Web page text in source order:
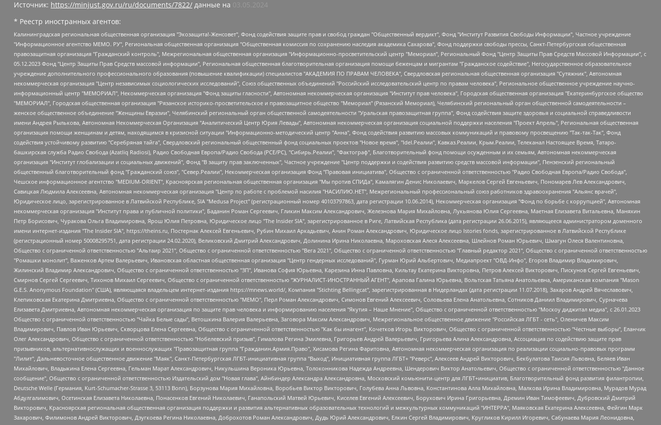
Источник: https://minjust.gov.ru/ru/documents/7822/ данные на 03.05.2024
* Реестр иностранных агентов:
Калининградская региональная общественная организация "Экозащита!-Женсовет", Фонд содействия защите прав и свобод граждан "Общественный вердикт", Фонд "Институт Развития Свободы Информации", Частное учреждение "Информационное агентство МЕМО. РУ", Региональная общественная организация "Общественная комиссия по сохранению наследия академика Сахарова", Фонд поддержки свободы прессы, Санкт-Петербургская общественная правозащитная организация "Гражданский контроль", Межрегиональная общественная организация "Информационно-просветительский центр "Мемориал", Региональный Фонд "Центр Защиты Прав Средств Массовой Информации", с 05.12.2023 Фонд "Центр Защиты Прав Средств массовой информации", Региональная общественная благотворительная организация помощи беженцам и мигрантам "Гражданское содействие", Негосударственное образовательное учреждение дополнительного профессионального образования (повышение квалификации) специалистов "АКАДЕМИЯ ПО ПРАВАМ ЧЕЛОВЕКА", Свердловская региональная общественная организация "Сутяжник", Автономная некоммерческая организация "Центр независимых социологических исследований", Союз общественных объединений "Российский исследовательский центр по правам человека", Региональное общественное учреждение научно-информационный центр "МЕМОРИАЛ", Некоммерческая организация "Фонд защиты гласности", Автономная некоммерческая организация "Институт прав человека", Городская общественная организация "Екатеринбургское общество "МЕМОРИАЛ", Городская общественная организация "Рязанское историко-просветительское и правозащитное общество "Мемориал" (Рязанский Мемориал), Челябинский региональный орган общественной самодеятельности – женское общественное объединение "Женщины Евразии", Челябинский региональный орган общественной самодеятельности "Уральская правозащитная группа", Фонд содействия защите здоровья и социальной справедливости имени Андрея Рылькова, Автономная Некоммерческая Организация "Аналитический Центр Юрия Левады", Автономная некоммерческая организация социальной поддержки населения "Проект Апрель", Региональная общественная организация помощи женщинам и детям, находящимся в кризисной ситуации "Информационно-методический центр "Анна", Фонд содействия развитию массовых коммуникаций и правовому просвещению "Так-так-Так", Фонд содействия устойчивому развитию "Серебряная тайга", Свердловский региональный общественный фонд социальных проектов "Новое время", "Idel.Реалии", Кавказ.Реалии, Крым.Реалии, Телеканал Настоящее Время, Татаро-башкирская служба Радио Свобода (Azatliq Radiosi), Радио Свободная Европа/Радио Свобода (PCE/PC), "Сибирь.Реалии", "Фактограф", Благотворительный фонд помощи осужденным и их семьям, Автономная некоммерческая организация "Институт глобализации и социальных движений", Фонд "В защиту прав заключенных", Частное учреждение "Центр поддержки и содействия развитию средств массовой информации", Пензенский региональный общественный благотворительный фонд "Гражданский союз", "Север.Реалии", Некоммерческая организация Фонд "Правовая инициатива", Общество с ограниченной ответственностью "Радио Свободная Европа/Радио Свобода", Чешское информационное агентство "MEDIUM-ORIENT", Красноярская региональная общественная организация "Мы против СПИДа", Камалягин Денис Николаевич, Маркелов Сергей Евгеньевич, Пономарев Лев Александрович, Савицкая Людмила Алексеевна, Автономная некоммерческая организация "Центр по работе с проблемой насилия "НАСИЛИЮ.НЕТ", Межрегиональный профессиональный союз работников здравоохранения "Альянс врачей", Юридическое лицо, зарегистрированное в Латвийской Республике, SIA "Medusa Project" (регистрационный номер 40103797863, дата регистрации 10.06.2014), Некоммерческая организация "Фонд по борьбе с коррупцией", Автономная некоммерческая организация "Институт права и публичной политики", Баданин Роман Сергеевич, Гликин Максим Александрович, Железнова Мария Михайловна, Лукьянова Юлия Сергеевна, Маетная Елизавета Витальевна, Маняхин Петр Борисович, Чуракова Ольга Владимировна, Ярош Юлия Петровна, Юридическое лицо "The Insider SIA", зарегистрированное в Риге, Латвийская Республика (дата регистрации 26.06.2015), являющееся администратором доменного имени интернет-издания "The Insider SIA", https://theins.ru, Постернак Алексей Евгеньевич, Рубин Михаил Аркадьевич, Анин Роман Александрович, Юридическое лицо Istories fonds, зарегистрированное в Латвийской Республике (регистрационный номер 50008295751, дата регистрации 24.02.2020), Великовский Дмитрий Александрович, Долинина Ирина Николаевна, Мароховская Алеся Алексеевна, Шлейнов Роман Юрьевич, Шмагун Олеся Валентиновна, Общество с ограниченной ответственностью "Альтаир 2021", Общество с ограниченной ответственностью "Вега 2021", Общество с ограниченной ответственностью "Главный редактор 2021", Общество с ограниченной ответственностью "Ромашки монолит", Важенков Артем Валерьевич, Ивановская областная общественная организация "Центр гендерных исследований", Гурман Юрий Альбертович, Медиапроект "ОВД-Инфо", Егоров Владимир Владимирович, Жилинский Владимир Александрович, Общество с ограниченной ответственностью "ЗП", Иванова София Юрьевна, Карезина Инна Павловна, Кильтау Екатерина Викторовна, Петров Алексей Викторович, Пискунов Сергей Евгеньевич, Смирнов Сергей Сергеевич, Тихонов Михаил Сергеевич, Общество с ограниченной ответственностью "ЖУРНАЛИСТ-ИНОСТРАННЫЙ АГЕНТ", Арапова Галина Юрьевна, Вольтская Татьяна Анатольевна, Американская компания "Mason G.E.S. Anonymous Foundation" (США), являющаяся владельцем интернет-издания https://mnews.world/, Компания "Stichting Bellingcat", зарегистрированная в Нидерландах (дата регистрации 11.07.2018), Захаров Андрей Вячеславович, Клепиковская Екатерина Дмитриевна, Общество с ограниченной ответственностью "МЕМО", Перл Роман Александрович, Симонов Евгений Алексеевич, Соловьева Елена Анатольевна, Сотников Даниил Владимирович, Сурначева Елизавета Дмитриевна, Автономная некоммерческая организация по защите прав человека и информированию населения "Якутия – Наше Мнение", Общество с ограниченной ответственностью "Москоу диджитал медиа", с 26.01.2023 Общество с ограниченной ответственностью "Чайка Белые сады", Ветошкина Валерия Валерьевна, Заговора Максим Александрович, Межрегиональное общественное движение "Российская ЛГБТ - сеть", Оленичев Максим Владимирович, Павлов Иван Юрьевич, Скворцова Елена Сергеевна, Общество с ограниченной ответственностью "Как бы инагент", Кочетков Игорь Викторович, Общество с ограниченной ответственностью "Честные выборы", Еланчик Олег Александрович, Общество с ограниченной ответственностью "Нобелевский призыв", Гималова Регина Эмилевна, Григорьев Андрей Валерьевич, Григорьева Алина Александровна, Ассоциация по содействию защите прав призывников, альтернативнослужащих и военнослужащих "Правозащитная группа "Гражданин.Армия.Право", Хисамова Регина Фаритовна, Автономная некоммерческая организация по реализации социально-правовых программ "Лилит", Дальневосточное общественное движение "Маяк", Санкт-Петербургская ЛГБТ-инициативная группа "Выход", Инициативная группа ЛГБТ+ "Реверс", Алексеев Андрей Викторович, Бекбулатова Таисия Львовна, Беляев Иван Михайлович, Владыкина Елена Сергеевна, Гельман Марат Александрович, Никульшина Вероника Юрьевна, Толоконникова Надежда Андреевна, Шендерович Виктор Анатольевич, Общество с ограниченной ответственностью "Данное сообщение", Общество с ограниченной ответственностью Издательский дом "Новая глава", Айнбиндер Александра Александровна, Московский комьюнити-центр для ЛГБТ+инициатив, Благотворительный фонд развития филантропии, Deutsche Welle (Германия, Kurt-Schumacher-Strasse 3, 53113 Bonn), Борзунова Мария Михайловна, Воробьев Виктор Викторович, Голубева Анна Львовна, Константинова Алла Михайловна, Малкова Ирина Владимировна, Мурадов Мурад Абдулгалимович, Осетинская Елизавета Николаевна, Понасенков Евгений Николаевич, Ганапольский Матвей Юрьевич, Киселев Евгений Алексеевич, Борухович Ирина Григорьевна, Дремин Иван Тимофеевич, Дубровский Дмитрий Викторович, Красноярская региональная общественная организация поддержки и развития альтернативных образовательных технологий и межкультурных коммуникаций "ИНТЕРРА", Маяковская Екатерина Алексеевна, Фейгин Марк Захарович, Филимонов Андрей Викторович, Дзугкоева Регина Николаевна, Доброхотов Роман Александрович, Дудь Юрий Александрович, Елкин Сергей Владимирович, Кругликов Кирилл Игоревич, Сабунаева Мария Леонидовна, Семенов Алексей Владимирович, Шаинян Карен Багратович, Шульман Екатерина Михайловна, Асафьев Артур Валерьевич, Вахштайн Виктор Семенович, Венедиктов Алексей Алексеевич, Лушникова Екатерина Евгеньевна, Волков Леонид Михайлович, Невзоров Александр Глебович, Пархоменко Сергей Борисович, Сироткин Ярослав Николаевич, Кара-Мурза Владимир Владимирович, Баранова Наталья Владимировна, Гозман Леонид Яковлевич, Кагарлицкий Борис Юльевич, Климарев Михаил Валерьевич, Милов Владимир Станиславович, Автономная некоммерческая организация Краснодарский центр современного искусства "Типография", Моргенштерн Алишер Тагирович, Соболь Любовь Эдуардовна, Общество с ограниченной ответственностью "ЛИЗА НОРМ", Каспаров Гарри Кимович, Ходорковский Михаил Борисович, Общество с ограниченной ответственностью "Апрельские тезисы", Данилович Ирина Брониславовна, Кашин Олег Владимирович, Петров Николай Владимирович, Пивоваров Алексей Владимирович, Соколов Михаил Владимирович, Цветкова Юлия Владимировна, Чичваркин Евгений Александрович, Комитет против пыток/Команда против пыток, Общество с ограниченной ответственностью "Первый научный", Общество с ограниченной ответственностью "Вертолет и ко", Белоцерковская Вероника Борисовна, Кац Максим Евгеньевич, Лазарева Татьяна Юрьевна, Шаведдинов Руслан Табризович, Яшин Илья Валерьевич, Общество с ограниченной ответственностью "Иноагент ААВ", Алешковский Дмитрий Петрович, Альбац Евгения Марковна, Быков Дмитрий Львович, Галямина Юлия Евгеньевна, Лойко Сергей Леонидович, Мартынов Кирилл Константинович, Медведев Сергей Александрович, Крашенинников Федор Геннадиевич, Гордеева Катерина Вл